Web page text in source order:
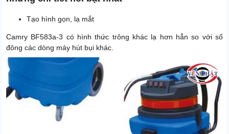
Tạo hình gọn, lạ mắt
Camry BF583a-3 có hình thức trông khác lạ hơn hẳn so với số
đông các dòng máy hút bụi khác.